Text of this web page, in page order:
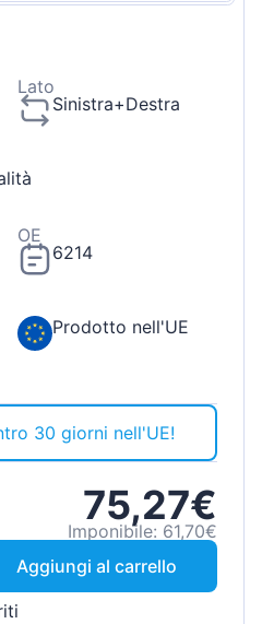
Lato
Sinistra+Destra
OE
6214
Prodotto nell'UE
30 giorni nell'UE!
75,27€
Imponibile: 61,70€
Aggiungi al carrello